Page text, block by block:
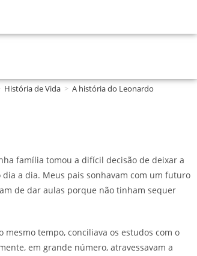
História de Vida > A história do Leonardo
família tomou a difícil decisão de deixar a
a dia. Meus pais sonhavam com um futuro
de dar aulas porque não tinham sequer
tempo, conciliava os estudos com o
em grande número, atravessavam a